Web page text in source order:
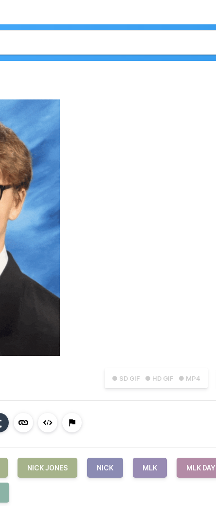
● SD GIF ● HD GIF ● MP4
NICK JONES NICK MLK MLK DAY